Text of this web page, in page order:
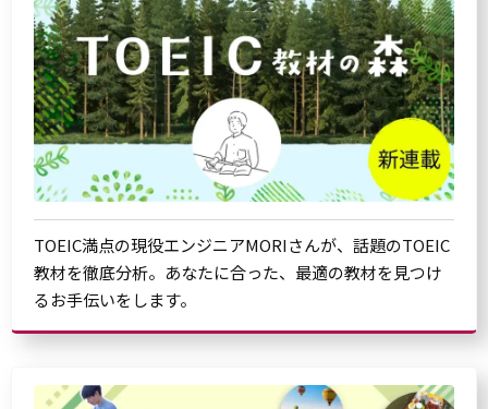
TOEIC満点の現役エンジニアMORIさんが、話題のTOEIC
教材を徹底分析。あなたに合った、最適の教材を見つけ
るお手伝いをします。